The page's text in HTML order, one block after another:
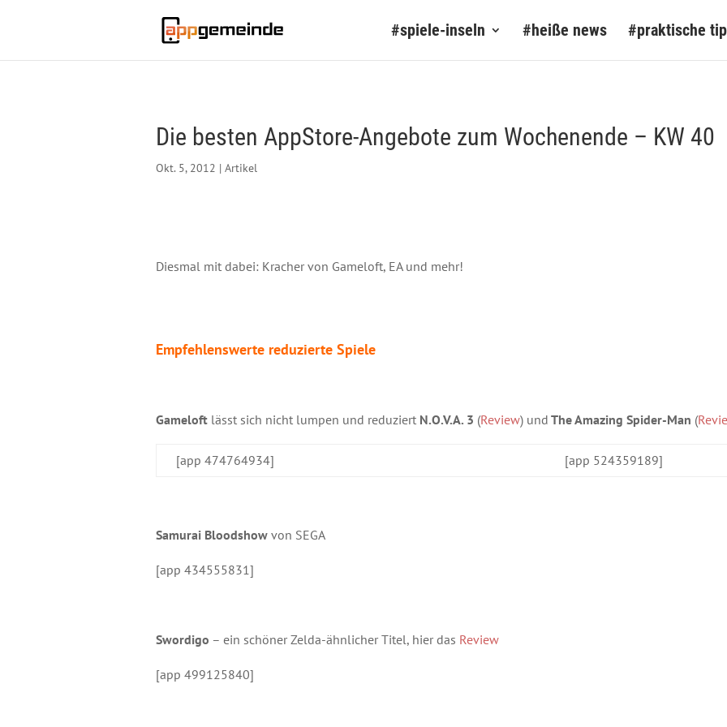
#spiele-inseln #heiße news #praktische
Die besten AppStore-Angebote zum Wochenende – KW 40
Okt. 5, 2012 | Artikel
Diesmal mit dabei: Kracher von Gameloft, EA und mehr!
Empfehlenswerte reduzierte Spiele
Gameloft lässt sich nicht lumpen und reduziert N.O.V.A. 3 (Review) und The Amazing Spider-Man (
[app 474764934] [app 524359189]
Samurai Bloodshow von SEGA
[app 434555831]
Swordigo – ein schöner Zelda-ähnlicher Titel, hier das Review
[app 499125840]